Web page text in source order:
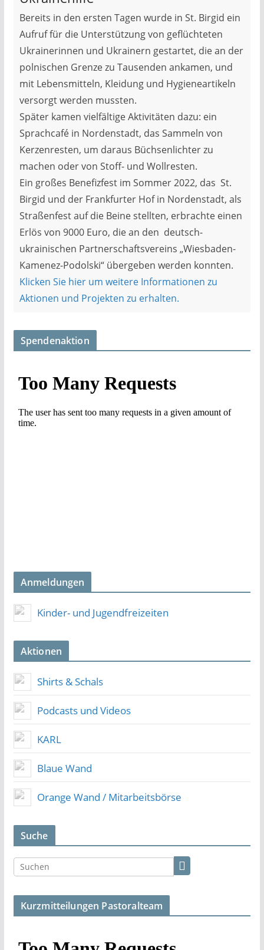
Bereits in den ersten Tagen wurde in St. Birgid ein
Aufruf für die Unterstützung von geflüchteten
Ukrainerinnen und Ukrainern gestartet, die an der
polnischen Grenze zu Tausenden ankamen, und
mit Lebensmitteln, Kleidung und Hygieneartikeln
versorgt werden mussten.
Später kamen vielfältige Aktivitäten dazu: ein
Sprachcafé in Nordenstadt, das Sammeln von
Kerzenresten, um daraus Büchsenlichter zu
machen oder von Stoff- und Wollresten.
Ein großes Benefizfest im Sommer 2022, das St.
Birgid und der Frankfurter Hof in Nordenstadt, als
Straßenfest auf die Beine stellten, erbrachte einen
Erlös von 9000 Euro, die an den deutsch-
ukrainischen Partnerschaftsvereins „Wiesbaden-
Kamenez-Podolski“ übergeben werden konnten.
Klicken Sie hier um weitere Informationen zu
Aktionen und Projekten zu erhalten.
Spendenaktion
Anmeldungen
Kinder- und Jugendfreizeiten
Aktionen
Shirts & Schals
Podcasts und Videos
KARL
Blaue Wand
Orange Wand / Mitarbeitsbörse
Suche
Kurzmitteilungen Pastoralteam